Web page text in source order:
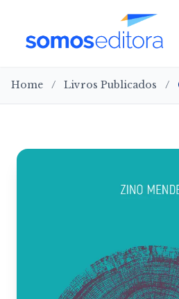
Home / Livros Publicados /